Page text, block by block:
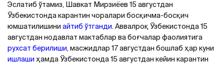
Эслатиб ўтамиз, Шавкат Мирзиёев 15 августдан
Ўзбекистонда карантин чоралари босқичма-босқич
юмшатилишини айтиб ўтганди. Аввалроқ Ўзбекистонда 15
августдан нодавлат мактаблар ва боғчалар фаолиятига
рухсат берилиши, масжидлар 17 августдан бошлаб ҳар куни
ишлаши ҳамда Ўзбекистонда 15 августдан кейин карантин